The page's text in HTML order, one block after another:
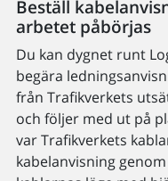
Beställ
arbetet påbörjas
Du kan dygnet runt
begära
från Trafikverkets
och följer med ut på
var Trafikverkets
kabelanvisning